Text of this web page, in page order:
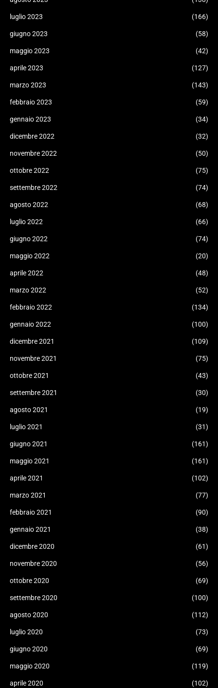
luglio 2023 (166)
giugno 2023 (58)
maggio 2023 (42)
aprile 2023 (127)
marzo 2023 (143)
febbraio 2023 (59)
gennaio 2023 (34)
dicembre 2022 (32)
novembre 2022 (50)
ottobre 2022 (75)
settembre 2022 (74)
agosto 2022 (68)
luglio 2022 (66)
giugno 2022 (74)
maggio 2022 (20)
aprile 2022 (48)
marzo 2022 (52)
febbraio 2022 (134)
gennaio 2022 (100)
dicembre 2021 (109)
novembre 2021 (75)
ottobre 2021 (43)
settembre 2021 (30)
agosto 2021 (19)
luglio 2021 (31)
giugno 2021 (161)
maggio 2021 (161)
aprile 2021 (102)
marzo 2021 (77)
febbraio 2021 (90)
gennaio 2021 (38)
dicembre 2020 (61)
novembre 2020 (56)
ottobre 2020 (69)
settembre 2020 (100)
agosto 2020 (112)
luglio 2020 (73)
giugno 2020 (69)
maggio 2020 (119)
aprile 2020 (102)